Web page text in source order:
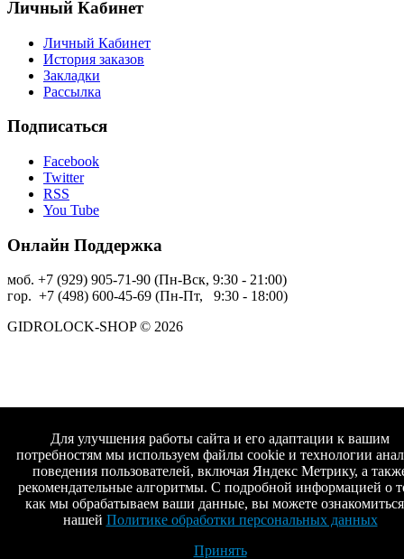
Личный Кабинет
Личный Кабинет
История заказов
Закладки
Рассылка
Подписаться
Facebook
Twitter
RSS
You Tube
Онлайн Поддержка
моб. +7 (929) 905-71-90 (Пн-Вск, 9:30 - 21:00)
гор. +7 (498) 600-45-69 (Пн-Пт, 9:30 - 18:00)
GIDROLOCK-SHOP © 2026
Для улучшения работы сайта и его адаптации к вашим
потребностям мы используем файлы cookie и технологии
поведения пользователей, включая Яндекс Метрику, а
рекомендательные алгоритмы. С подробной информацией о
как мы обрабатываем ваши данные, вы можете
нашей Политике обработки персональных данных
Принять